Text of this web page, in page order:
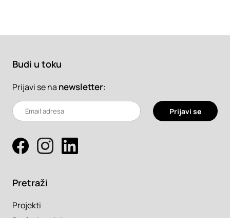
Budi u toku
Prijavi se na newsletter:
Prijavi se
Pretraži
Projekti